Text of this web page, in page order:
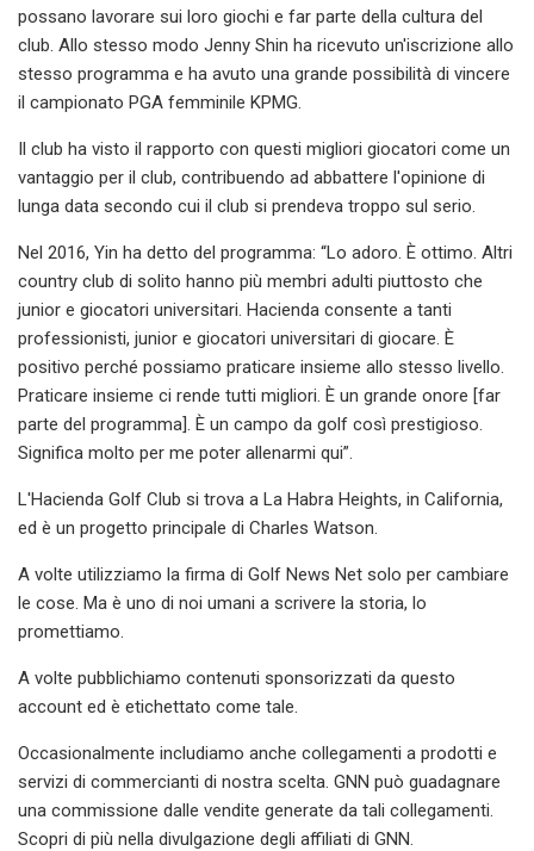
possano lavorare sui loro giochi e far parte della cultura del
club. Allo stesso modo Jenny Shin ha ricevuto un'iscrizione allo
stesso programma e ha avuto una grande possibilità di vincere
il campionato PGA femminile KPMG.
Il club ha visto il rapporto con questi migliori giocatori come un
vantaggio per il club, contribuendo ad abbattere l'opinione di
lunga data secondo cui il club si prendeva troppo sul serio.
Nel 2016, Yin ha detto del programma: “Lo adoro. È ottimo. Altri
country club di solito hanno più membri adulti piuttosto che
junior e giocatori universitari. Hacienda consente a tanti
professionisti, junior e giocatori universitari di giocare. È
positivo perché possiamo praticare insieme allo stesso livello.
Praticare insieme ci rende tutti migliori. È un grande onore [far
parte del programma]. È un campo da golf così prestigioso.
Significa molto per me poter allenarmi qui”.
L'Hacienda Golf Club si trova a La Habra Heights, in California,
ed è un progetto principale di Charles Watson.
A volte utilizziamo la firma di Golf News Net solo per cambiare
le cose. Ma è uno di noi umani a scrivere la storia, lo
promettiamo.
A volte pubblichiamo contenuti sponsorizzati da questo
account ed è etichettato come tale.
Occasionalmente includiamo anche collegamenti a prodotti e
servizi di commercianti di nostra scelta. GNN può guadagnare
una commissione dalle vendite generate da tali collegamenti.
Scopri di più nella divulgazione degli affiliati di GNN.